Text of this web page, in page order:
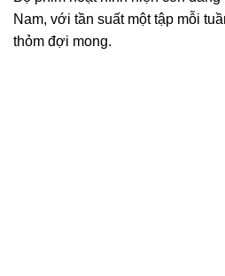
Nam, với tần suất một tập mỗi
thỏm đợi mong.